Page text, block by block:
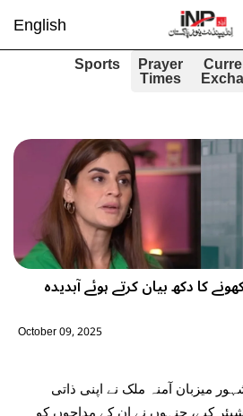
English
Prayer
Times
Sports
کا دکھ بیان کرتے ہوئے آبدیدہ
October 09, 2025
میزبان آمنہ ملک نے اپنی ذاتی
کیے، جنہوں نے ان کے مداحوں کو